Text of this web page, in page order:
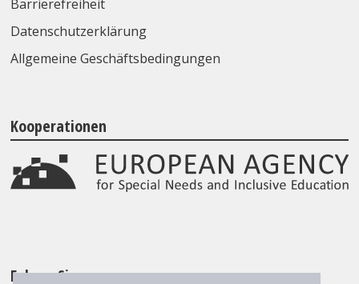
Barrierefreiheit
Datenschutzerklärung
Allgemeine Geschäftsbedingungen
Kooperationen
Folgen Sie uns